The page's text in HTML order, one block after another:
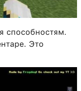
способностям.
Это